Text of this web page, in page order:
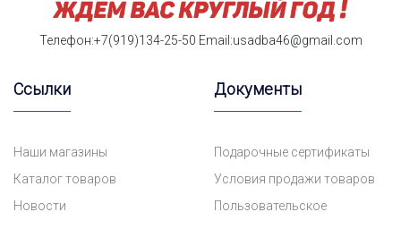
Телефон:+7(919)134-25-50 Email:usadba46@gmail.com
Ссылки
Наши магазины
Каталог товаров
Новости
Документы
Подарочные сертификаты
Условия продажи товаров
Пользовательское